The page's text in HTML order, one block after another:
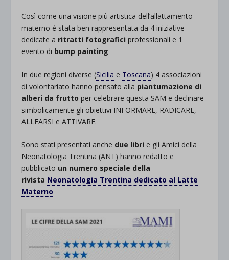
Così come una visione più artistica dell’allattamento
materno è stata ben rappresentata da 4 iniziative
dedicate a ritratti fotografici professionali e 1
evento di bump painting
In due regioni diverse (Sicilia e Toscana) 4 associazioni
di volontariato hanno pensato alla piantumazione di
alberi da frutto per celebrare questa SAM e declinare
simbolicamente gli obiettivi INFORMARE, RADICARE,
ALLEARSI e ATTIVARE.
Sono stati presentati anche due libri e gli Amici della
Neonatologia Trentina (ANT) hanno redatto e
pubblicato un numero speciale della
rivista Neonatologia Trentina dedicato al Latte
Materno